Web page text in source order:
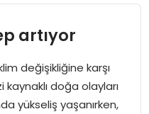
artıyor
değişikliğine karşı
doğa olayları
yükseliş yaşanırken,